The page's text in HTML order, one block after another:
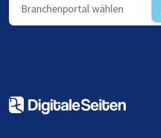
Branchenportal wählen